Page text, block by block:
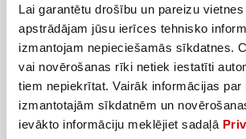
Lai garantētu drošību un pareizu
apstrādājam jūsu ierīces tehnisko
izmantojam nepieciešamās sīkdatnes.
vai novērošanas rīki netiek iestatīti
tiem nepiekrītat. Vairāk informācijas par
izmantotajām sīkdatnēm un
ievākto informāciju meklējiet sadaļā
12,48€/l 13,23€/l
Pievienot